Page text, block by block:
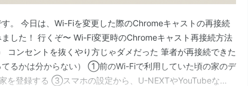
。 今日は、Wi-Fiを変更した際のChromeキャストの再接続
した！ 行くぞ〜 Wi-Fi変更時のChromeキャスト再接続方法
コンセントを抜くやり方じゃダメだった 筆者が再接続できた
てるかは分からない） ①前のWi-Fiで利用していた頃の家のデ
を登録する ③スマホの設定から、U-NEXTやYouTubeな